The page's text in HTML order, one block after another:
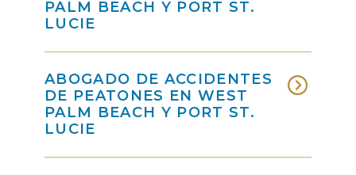
PALM BEACH Y PORT ST.
LUCIE
ABOGADO DE ACCIDENTES
DE PEATONES EN WEST
PALM BEACH Y PORT ST.
LUCIE